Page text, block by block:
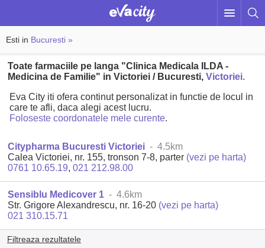
Esti in Bucuresti »
Toate farmaciile pe langa "Clinica Medicala ILDA -
Medicina de Familie" in Victoriei / Bucuresti,Victoriei.
Eva City iti ofera continut personalizat in functie de locul in
care te afli, daca alegi acest lucru.
Foloseste coordonatele mele curente.
Citypharma Bucuresti Victoriei - 4.5km
Calea Victoriei, nr. 155, tronson 7-8, parter (vezi pe harta)
0761 10.65.19,021 212.98.00
Sensiblu Medicover 1 - 4.6km
Str. Grigore Alexandrescu, nr. 16-20 (vezi pe harta)
021 310.15.71
Filtreaza rezultatele